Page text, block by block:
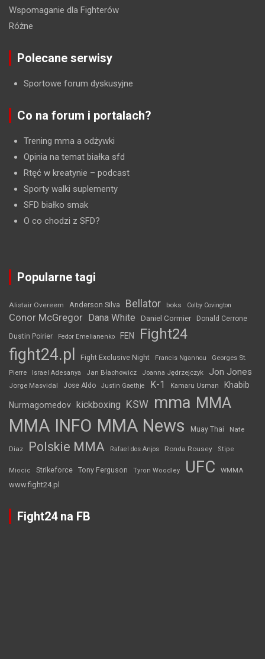
Wspomaganie dla Fighterów
Różne
Polecane serwisy
Sportowe forum dyskusyjne
Co na forum i portalach?
Trening mma a odżywki
Opinia na temat białka sfd
Rtęć w kreatynie – podcast
Sporty walki suplementy
SFD białko smak
O co chodzi z SFD?
Popularne tagi
Alistair Overeem Anderson Silva Bellator boks Colby Covington
Conor McGregor Dana White Daniel Cormier Donald Cerrone
Dustin Poirier Fedor Emelianenko FEN Fight24
fight24.pl Fight Exclusive Night Francis Ngannou
Georges St.
Pierre
Israel Adesanya Jan Błachowicz Joanna Jędrzejczyk Jon Jones
Jorge Masvidal Jose Aldo Justin Gaethje K-1 Kamaru Usman Khabib
Nurmagomedov kickboxing KSW mma MMA
MMA INFO MMA News Muay Thai Nate
Diaz Polskie MMA Rafael dos Anjos Ronda Rousey Stipe
Miocic Strikeforce Tony Ferguson Tyron Woodley UFC WMMA
www.fight24.pl
Fight24 na FB